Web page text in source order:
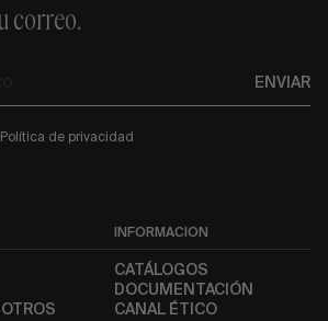
correo.
ENVIAR
Política de privacidad
INFORMACIÓN
CATÁLOGOS
DOCUMENTACIÓN
CANAL ÉTICO